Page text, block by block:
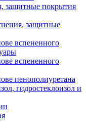
защитные покрытия
защитные
вспененного
вспененного
пенополиуретана
гидростеклоизол и